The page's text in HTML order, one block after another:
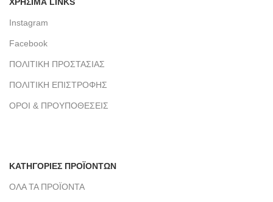
Instagram
Facebook
ΠΟΛΙΤΙΚΗ ΠΡΟΣΤΑΣΙΑΣ
ΠΟΛΙΤΙΚΗ ΕΠΙΣΤΡΟΦΗΣ
ΟΡΟΙ & ΠΡΟΥΠΟΘΕΣΕΙΣ
ΚΑΤΗΓΟΡΙΕΣ ΠΡΟΪΟΝΤΩΝ
ΟΛΑ ΤΑ ΠΡΟΪΟΝΤΑ